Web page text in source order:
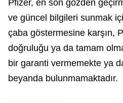
Pfizer, en son gözden
ve güncel bilgileri sunmak
çaba göstermesine karşın,
doğruluğu ya da tamam
bir garanti vermemekte ya
beyanda bulunmamaktadır.